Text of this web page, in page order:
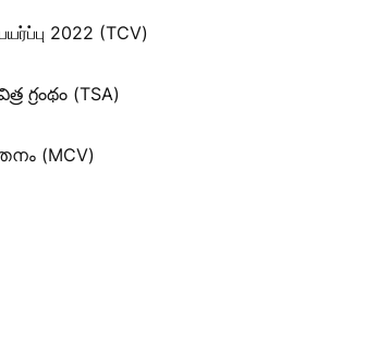
2022 (TCV)
గ్రంథం (TSA)
(MCV)